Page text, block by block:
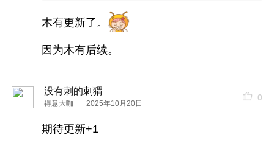
妹妹一起过来的，把妹妹和侄子放到游乐园在玩，
而且今晚上家里有亲戚聚餐的便饭，就不在县城吃
了。（晚饭这个事，我在约
于此，结束。
木有更新了。
因为木有后续。
没有刺的刺猬
得意大咖 2025年10月20日
0
期待更新+1